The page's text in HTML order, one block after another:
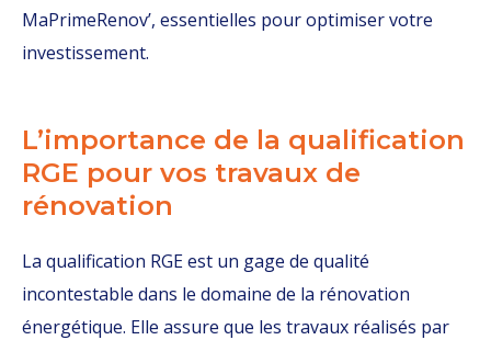
MaPrimeRenov’, essentielles pour optimiser votre
investissement.
L’importance de la qualification
RGE pour vos travaux de
rénovation
La qualification RGE est un gage de qualité
incontestable dans le domaine de la rénovation
énergétique. Elle assure que les travaux réalisés par